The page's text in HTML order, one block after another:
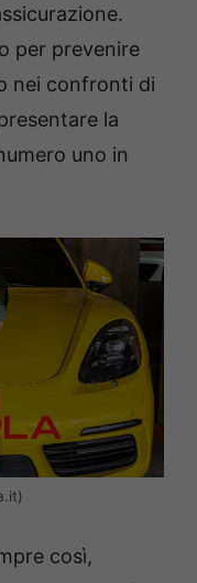
per prevenire
nei confronti di
la
uno in
così,